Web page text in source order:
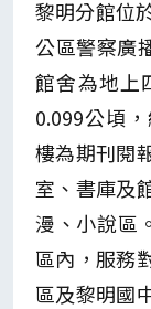
黎明分館位
公區警察廣
館舍為地上
0.099公頃
樓為期刊閱
室、書庫及
漫、小說區
區內，服務
區及黎明國